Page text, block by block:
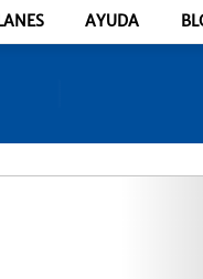
AYUDA